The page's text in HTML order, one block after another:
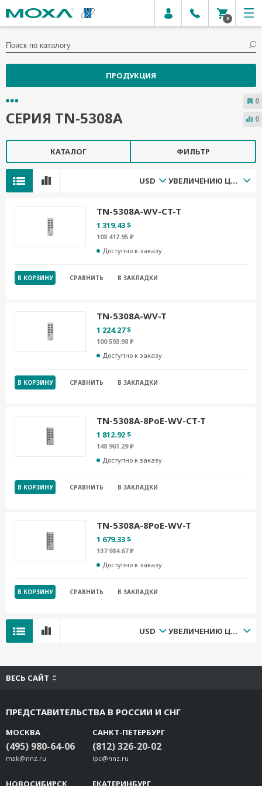
0
ПРОДУКЦИЯ
СЕРИЯ TN-5308A
КАТАЛОГ ФИЛЬТР
USD УВЕЛИЧЕНИЮ ЦЕНЫ
TN-5308A-WV-CT-T
1 319.43 $
108 412.95 ₽
Доступно к заказу
В КОРЗИНУ СРАВНИТЬ В ЗАКЛАДКИ
TN-5308A-WV-T
1 224.27 $
100 593.98 ₽
Доступно к заказу
В КОРЗИНУ СРАВНИТЬ В ЗАКЛАДКИ
TN-5308A-8PoE-WV-CT-T
1 812.92 $
148 961.29 ₽
Доступно к заказу
В КОРЗИНУ СРАВНИТЬ В ЗАКЛАДКИ
TN-5308A-8PoE-WV-T
1 679.33 $
137 984.67 ₽
Доступно к заказу
В КОРЗИНУ СРАВНИТЬ В ЗАКЛАДКИ
USD УВЕЛИЧЕНИЮ ЦЕНЫ
ВЕСЬ САЙТ
ПРЕДСТАВИТЕЛЬСТВА В РОССИИ И СНГ
МОСКВА
(495) 980-64-06
msk@nnz.ru
САНКТ-ПЕТЕРБУРГ
(812) 326-20-02
ipc@nnz.ru
НОВОСИБИРСК ЕКАТЕРИНБУРГ
0
0